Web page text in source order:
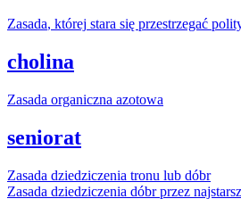
Zasada, której stara się przestrzegać
cholina
Zasada organiczna azotowa
seniorat
Zasada dziedziczenia tronu lub dóbr
Zasada dziedziczenia dóbr przez